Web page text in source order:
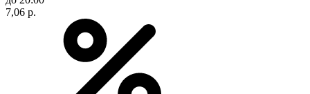
7,06 р.